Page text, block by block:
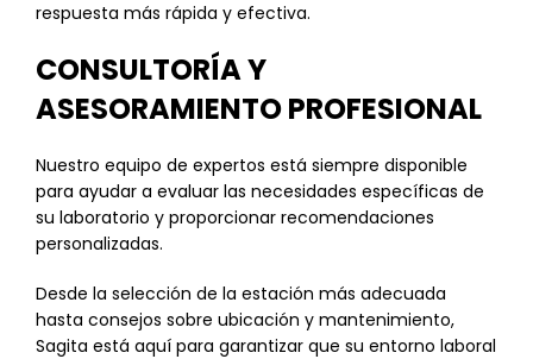
respuesta más rápida y efectiva.
CONSULTORÍA Y
ASESORAMIENTO PROFESIONAL
Nuestro equipo de expertos está siempre disponible
para ayudar a evaluar las necesidades específicas de
su laboratorio y proporcionar recomendaciones
personalizadas.
Desde la selección de la estación más adecuada
hasta consejos sobre ubicación y mantenimiento,
Sagita está aquí para garantizar que su entorno laboral